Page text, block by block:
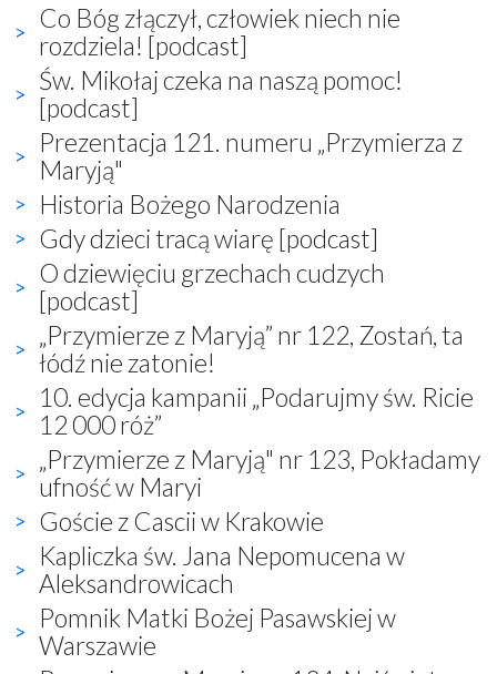
Co Bóg złączył, człowiek niech nie
rozdziela! [podcast]
Św. Mikołaj czeka na naszą pomoc!
[podcast]
Prezentacja 121. numeru „Przymierza z
Maryją"
Historia Bożego Narodzenia
Gdy dzieci tracą wiarę [podcast]
O dziewięciu grzechach cudzych
[podcast]
„Przymierze z Maryją” nr 122, Zostań, ta
łódź nie zatonie!
10. edycja kampanii „Podarujmy św. Ricie
12 000 róż”
„Przymierze z Maryją" nr 123, Pokładamy
ufność w Maryi
Goście z Cascii w Krakowie
Kapliczka św. Jana Nepomucena w
Aleksandrowicach
Pomnik Matki Bożej Pasawskiej w
Warszawie